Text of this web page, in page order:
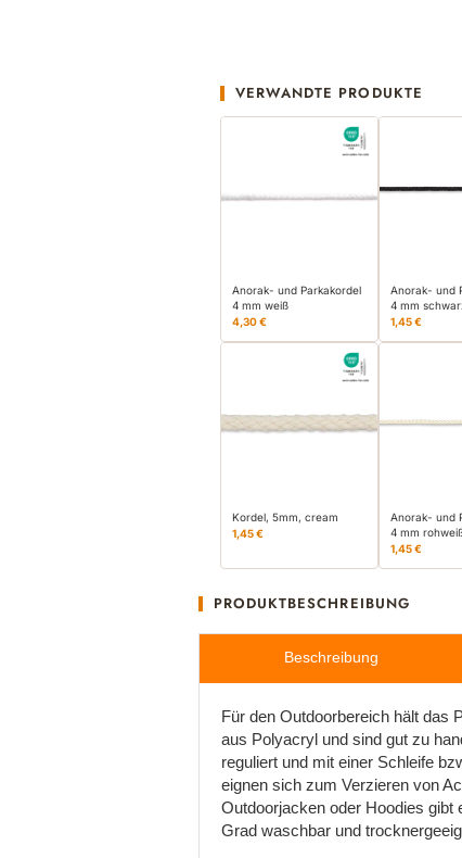
VERWANDTE PRODUKTE
Anorak- und Parkakordel
4 mm weiß
4,30 €
Anorak- und
4 mm
1,45 €
Kordel, 5mm, cream
1,45 €
Anorak- und
4 mm
1,45 €
PRODUKTBESCHREIBUNG
Beschreibung
Für den Outdoorbereich hält das
aus Polyacryl und sind gut zu
reguliert und mit einer Schleife
eignen sich zum Verzieren von
Outdoorjacken oder Hoodies gibt
Grad waschbar und